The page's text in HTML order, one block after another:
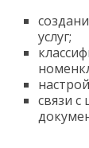
услуг;
связи